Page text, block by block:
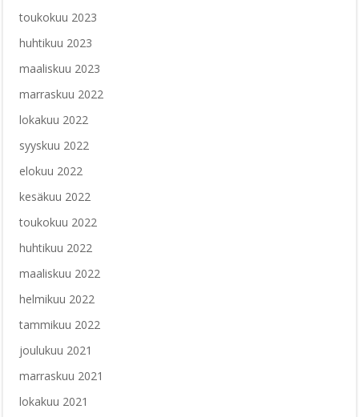
toukokuu 2023
huhtikuu 2023
maaliskuu 2023
marraskuu 2022
lokakuu 2022
syyskuu 2022
elokuu 2022
kesäkuu 2022
toukokuu 2022
huhtikuu 2022
maaliskuu 2022
helmikuu 2022
tammikuu 2022
joulukuu 2021
marraskuu 2021
lokakuu 2021